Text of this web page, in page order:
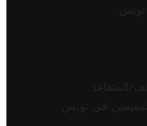
المتقاعد
في تونس